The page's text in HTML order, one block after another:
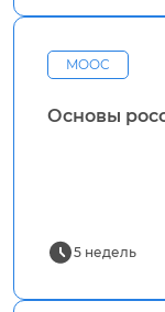
MOOC
Основы
5 недель